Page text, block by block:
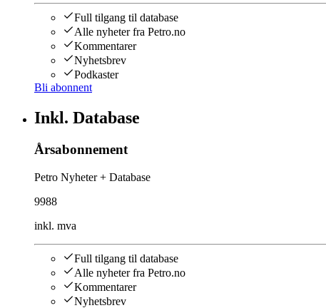
Full tilgang til database
Alle nyheter fra Petro.no
Kommentarer
Nyhetsbrev
Podkaster
Bli abonnent
Inkl. Database
Årsabonnement
Petro Nyheter + Database
9988
inkl. mva
Full tilgang til database
Alle nyheter fra Petro.no
Kommentarer
Nyhetsbrev